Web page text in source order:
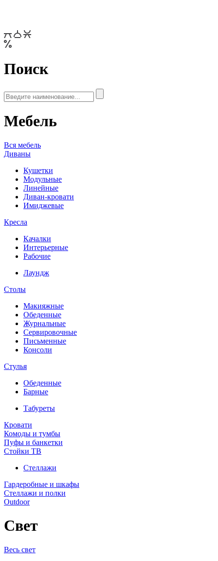
Поиск
Мебель
Вся мебель
Диваны
Кушетки
Модульные
Линейные
Диван-кровати
Имиджевые
Кресла
Качалки
Интерьерные
Рабочие
Лаундж
Столы
Макияжные
Обеденные
Журнальные
Сервировочные
Письменные
Консоли
Стулья
Обеденные
Барные
Табуреты
Кровати
Комоды и тумбы
Пуфы и банкетки
Стойки ТВ
Стеллажи
Гардеробные и шкафы
Стеллажи и полки
Outdoor
Свет
Весь свет